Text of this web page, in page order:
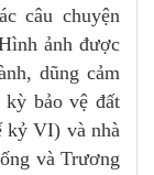
câu chuyện
ảnh được
dũng cảm
bảo vệ đất
kỷ VI) và nhà
và Trương